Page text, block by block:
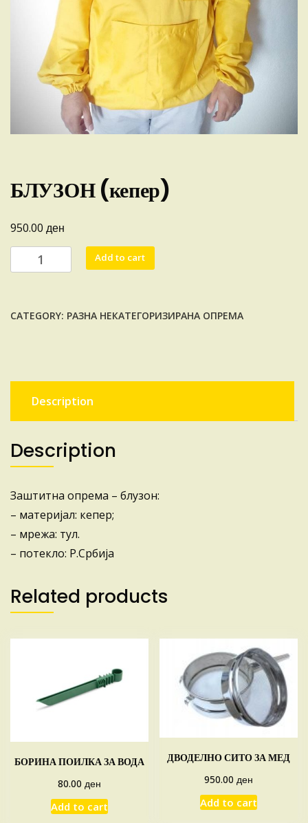
БЛУЗОН (кепер)
950.00 ден
БЛУЗОН
(кепер)
Add to cart
CATEGORY: РАЗНА НЕКАТЕГОРИЗИРАНА ОПРЕМА
Description
Description
Заштитна опрема – блузон:
– материјал: кепер;
– мрежа: тул.
– потекло: Р.Србија
Related products
БОРИНА ПОИЛКА ЗА ВОДА
80.00 ден
Add to cart
ДВОДЕЛНО СИТО ЗА МЕД
950.00ден
Add to cart